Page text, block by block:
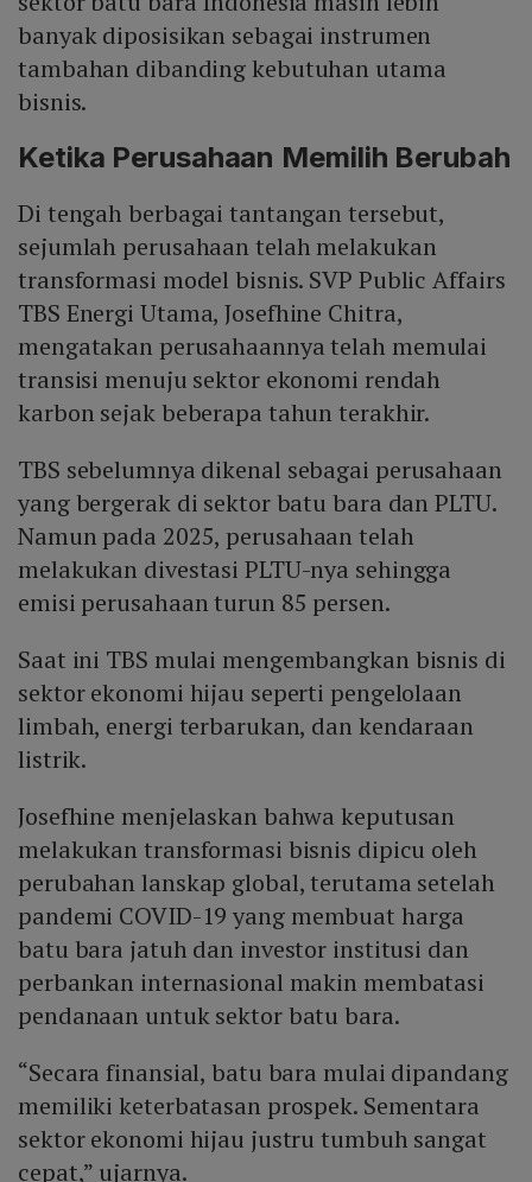
banyak diposisikan sebagai instrumen
tambahan dibanding kebutuhan utama
bisnis.
Ketika Perusahaan Memilih Berubah
Di tengah berbagai tantangan tersebut,
sejumlah perusahaan telah melakukan
transformasi model bisnis. SVP Public Affairs
TBS Energi Utama, Josefhine Chitra,
mengatakan perusahaannya telah memulai
transisi menuju sektor ekonomi rendah
karbon sejak beberapa tahun terakhir.
TBS sebelumnya dikenal sebagai perusahaan
yang bergerak di sektor batu bara dan PLTU.
Namun pada 2025, perusahaan telah
melakukan divestasi PLTU-nya sehingga
emisi perusahaan turun 85 persen.
Saat ini TBS mulai mengembangkan bisnis di
sektor ekonomi hijau seperti pengelolaan
limbah, energi terbarukan, dan kendaraan
listrik.
Josefhine menjelaskan bahwa keputusan
melakukan transformasi bisnis dipicu oleh
perubahan lanskap global, terutama setelah
pandemi COVID-19 yang membuat harga
batu bara jatuh dan investor institusi dan
perbankan internasional makin membatasi
pendanaan untuk sektor batu bara.
“Secara finansial, batu bara mulai dipandang
memiliki keterbatasan prospek. Sementara
sektor ekonomi hijau justru tumbuh sangat
cepat,” ujarnya.